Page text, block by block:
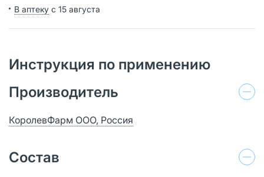
В аптеку с 15 августа
Инструкция по применению
Производитель
КоролевФарм ООО, Россия
Состав